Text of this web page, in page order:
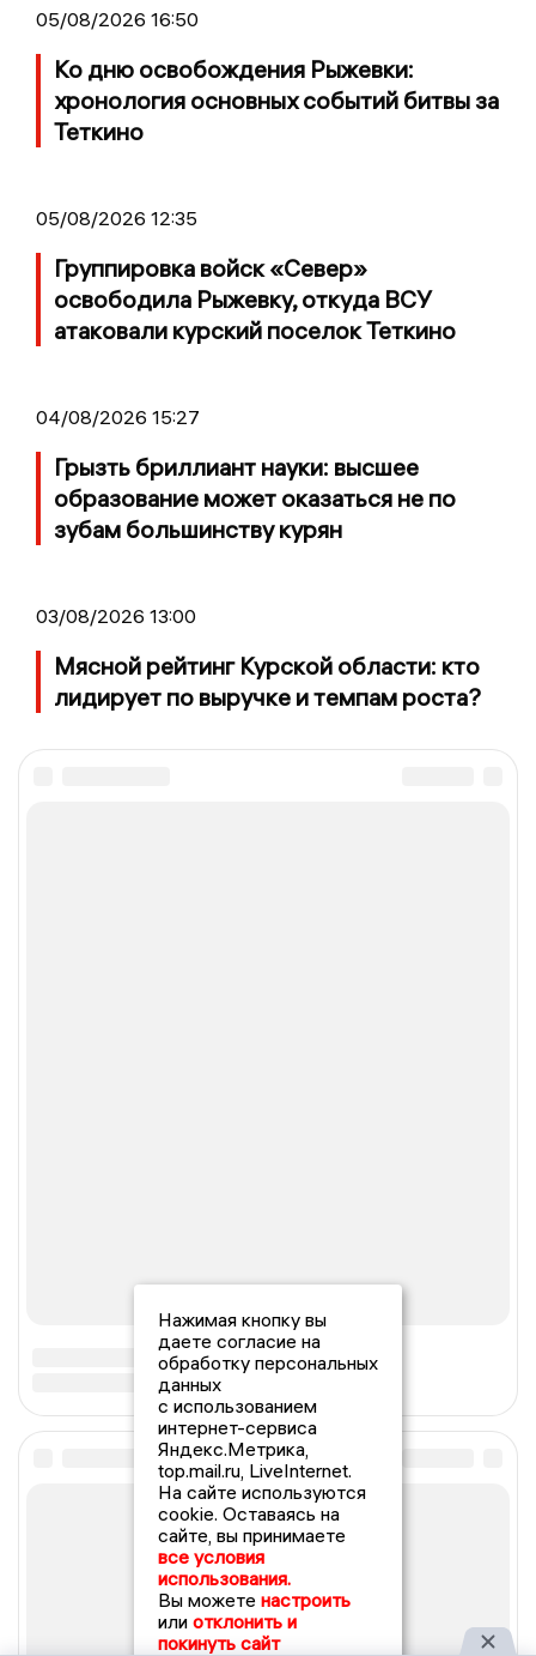
05/08/2026 16:50
Ко дню освобождения Рыжевки:
хронология основных событий битвы за
Теткино
05/08/2026 12:35
Группировка войск «Север»
освободила Рыжевку, откуда ВСУ
атаковали курский поселок Теткино
04/08/2026 15:27
Грызть бриллиант науки: высшее
образование может оказаться не по
зубам большинству курян
03/08/2026 13:00
Мясной рейтинг Курской области: кто
лидирует по выручке и темпам роста?
Нажимая кнопку вы
даете согласие на
обработку персональных
данных
с использованием
интернет-сервиса
Яндекс.Метрика,
top.mail.ru, LiveInternet.
На сайте используются
cookie. Оставаясь на
сайте, вы принимаете
все условия
использования.
Вы можете настроить
или отклонить и
покинуть сайт